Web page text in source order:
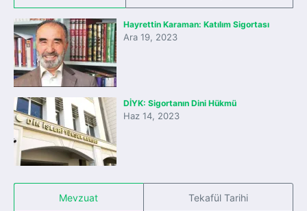
Hayrettin Karaman: Katılım Sigortası
Ara 19, 2023
DİYK: Sigortanın Dini Hükmü
Haz 14, 2023
Mevzuat Tekafül Tarihi